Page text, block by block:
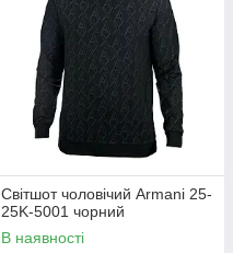
Світшот чоловічий Armani 25-
25K-5001 чорний
В наявності